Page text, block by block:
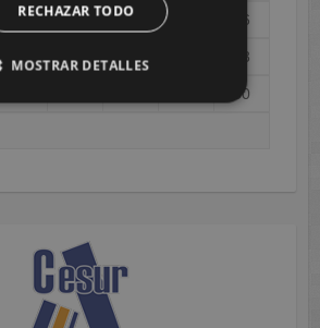
12 13 14 16
19 20 21 23
30
RECHAZAR TODO
MOSTRAR DETALLES